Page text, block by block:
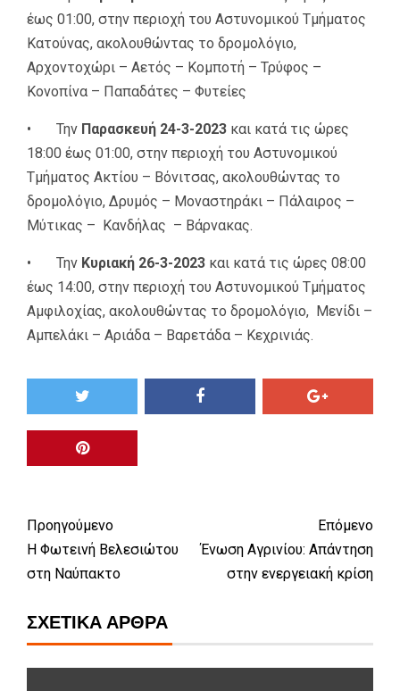
έως 01:00, στην περιοχή του Αστυνομικού Τμήματος
Κατούνας, ακολουθώντας το δρομολόγιο,
Αρχοντοχώρι – Αετός – Κομποτή – Τρύφος –
Κονοπίνα – Παπαδάτες – Φυτείες
• Την Παρασκευή 24-3-2023 και κατά τις ώρες
18:00 έως 01:00, στην περιοχή του Αστυνομικού
Τμήματος Ακτίου – Βόνιτσας, ακολουθώντας το
δρομολόγιο, Δρυμός – Μοναστηράκι – Πάλαιρος –
Μύτικας – Κανδήλας – Βάρνακας.
• Την Κυριακή 26-3-2023 και κατά τις ώρες 08:00
έως 14:00, στην περιοχή του Αστυνομικού Τμήματος
Αμφιλοχίας, ακολουθώντας το δρομολόγιο, Μενίδι –
Αμπελάκι – Αριάδα – Βαρετάδα – Κεχρινιάς.
Προηγούμενο
Η Φωτεινή Βελεσιώτου
στη Ναύπακτο
Επόμενο
Ένωση Αγρινίου: Απάντηση
στην ενεργειακή κρίση
ΣΧΕΤΙΚΆ ΆΡΘΡΑ